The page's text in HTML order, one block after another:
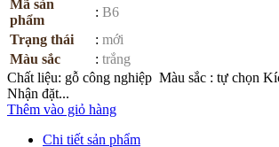
Mã sản
phẩm
: B6
Trạng thái
: mới
Màu sắc
: trắng
Chất liệu: gỗ công nghiệp Màu sắc : tự chọn
Nhận đặt...
Thêm vào giỏ hàng
Chi tiết sản phẩm